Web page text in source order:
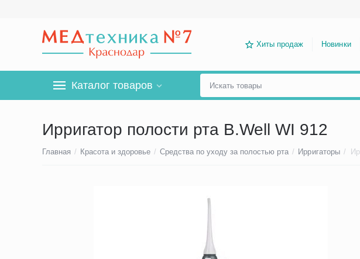
Хиты продаж Новинки
Каталог товаров
Ирригатор полости рта B.Well WI 912
Главная / Красота и здоровье / Средства по уходу за полостью рта / Ирригаторы /